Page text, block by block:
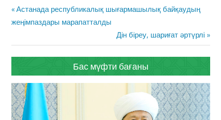
Жазба
навигациясы
Previous
Post:
Астанада республикалық шығармашылық байқаудың
жеңімпаздары марапатталды
Next
Post:
Дін біреу, шариғат әртүрлі
Бас мүфти бағаны